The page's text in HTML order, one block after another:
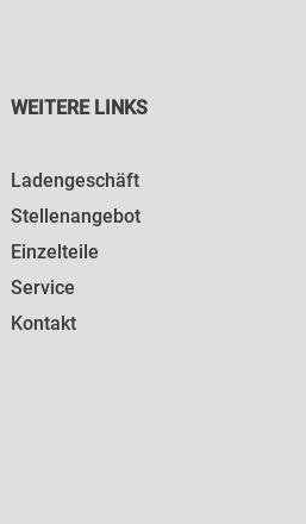
WEITERE LINKS
Ladengeschäft
Stellenangebot
Einzelteile
Service
Kontakt